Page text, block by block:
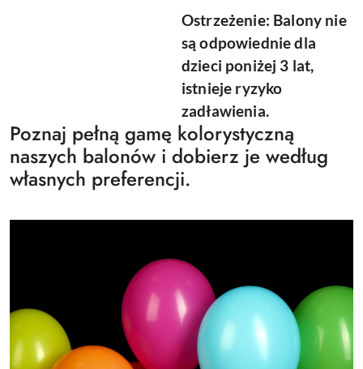
Ostrzeżenie: Balony nie
są odpowiednie dla
dzieci poniżej 3 lat,
istnieje ryzyko
zadławienia.
Poznaj pełną gamę kolorystyczną
naszych balonów i dobierz je według
własnych preferencji.